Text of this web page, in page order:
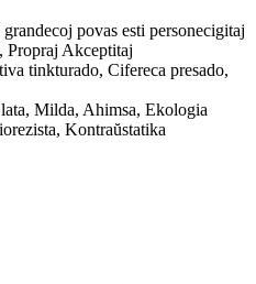
povas esti personecigitaj
Propraj Akceptitaj
tinkturado, Cifereca presado,
Milda, Ahimsa, Ekologia
Kontraŭstatika